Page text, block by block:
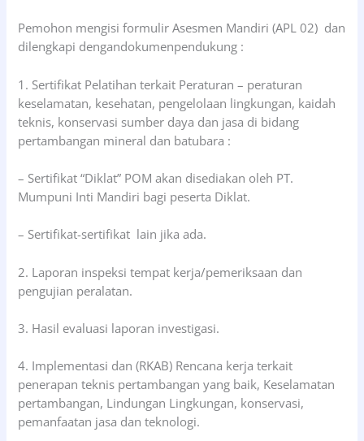
Pemohon mengisi formulir Asesmen Mandiri (APL 02) dan
dilengkapi dengandokumenpendukung :
1. Sertifikat Pelatihan terkait Peraturan – peraturan
keselamatan, kesehatan, pengelolaan lingkungan, kaidah
teknis, konservasi sumber daya dan jasa di bidang
pertambangan mineral dan batubara :
– Sertifikat “Diklat” POM akan disediakan oleh PT.
Mumpuni Inti Mandiri bagi peserta Diklat.
– Sertifikat-sertifikat lain jika ada.
2. Laporan inspeksi tempat kerja/pemeriksaan dan
pengujian peralatan.
3. Hasil evaluasi laporan investigasi.
4. Implementasi dan (RKAB) Rencana kerja terkait
penerapan teknis pertambangan yang baik, Keselamatan
pertambangan, Lindungan Lingkungan, konservasi,
pemanfaatan jasa dan teknologi.